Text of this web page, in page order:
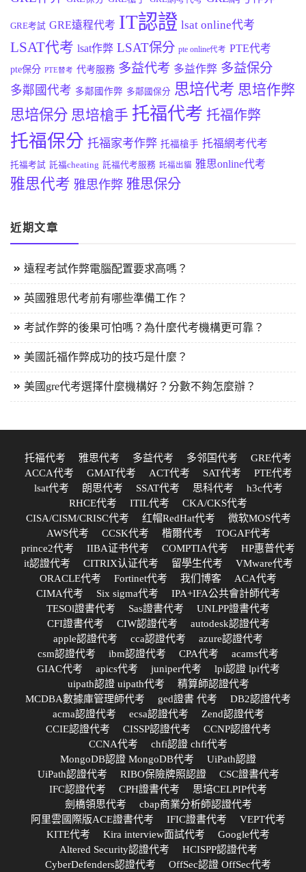
GRE考試 GRE遠程代考 IT認證 lsat online代考
LSAT代考 lsat作弊 LSAT保分 pte online代考 PTE代考
pte保分 PTE替考 代考服務 多益代考 多益作弊 多益保分
多鄰國代考 多鄰國作弊 多鄰國保分 思培代考 思培作弊
思培保分 思培槍手 托福代考 托福作弊
托福保分 托福家考作弊 托福槍手 托福網考代考
托福考試 託福cheating 託福代考服務 託福出貓 雅思online代考
雅思代考 雅思作弊 雅思保分
近期文章
遠程考試作弊電腦配置要求高嗎？
英國雅思代考前有哪些準備工作？
考試作弊的後果可怕嗎？為什麼代考機構更可靠？
美國託福作弊成功的技巧是什麼？
美國gre代考選擇什麼機構好？分數不夠怎麼辦？
托福代考 雅思代考 多益代考 多邻国代考
GRE代考
ACCA代考
GMAT代考 ACT代考 SAT代考
PTE代考
lsat代考
朗思代考 SSAT代考 思科代考
h3c代考
RHCE代考
ITIL代考
CKA/CKS代考
CISA/CISM/CRISC代考
红帽RedHat代考
微软MOS代考
AWS代考
CCSK代考 楷爾代考
TOGAF代考
prince2代考
IIBA证书代考 COMPTIA代考
HP惠普代考
it認證代考
CITRIX认证代考 留學生代考
VMware代考
ORACLE代考
Fortinet代考 我们博客
ACA代考
CIMA代考
Six sigma代考
IPA+IFA公共會計師代考
TESOl證書代考
Sas證書代考
UNLPP證書代考
CFI證書代考
CIW認證代考
autodesk認證代考
apple認證代考
cca認證代考
azure認證代考
csm認證代考
ibm認證代考 CPA代考
acams代考
GIAC代考
apics代考 juniper代考
lpi認證 lpi代考
uipath認證 uipath代考
精算師認證代考
MCDBA數據庫管理師代考
ged證書 代考
DB2認證代考
acma認證代考
ecsa認證代考
Zend認證代考
CCIE認證代考
CISSP認證代考
CCNP認證代考
CCNA代考
chfi認證 chfi代考
MongoDB認證 MongoDB代考
UiPath認證
UiPath認證代考
RIBO保險牌照認證
CSC證書代考
IFC認證代考
CPH證書代考
思培CELPIP代考
劍橋領思代考
cbap商業分析師認證代考
阿里雲國際版ACE證書代考
IFIC證書代考
VEPT代考
KITE代考
Kira interview面試代考
Google代考
Altered Security認證代考
HCISPP認證代考
CyberDefenders認證代考
OffSec認證 OffSec代考